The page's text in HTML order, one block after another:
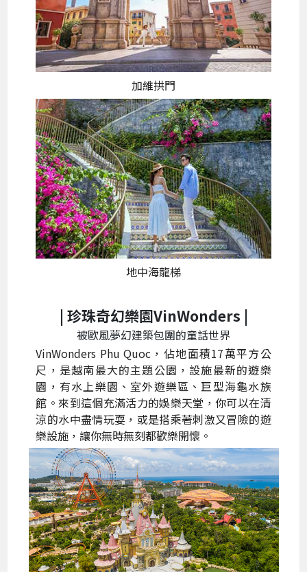
加維拱門
地中海龍梯
| 珍珠奇幻樂園VinWonders |
被歐風夢幻建築包圍的童話世界
VinWonders Phu Quoc，佔地面積17萬平方公
尺，是越南最大的主題公園，設施最新的遊樂
園，有水上樂園、室外遊樂區、巨型海龜水族
館。來到這個充滿活力的娛樂天堂，你可以在清
涼的水中盡情玩耍，或是搭乘著刺激又冒險的遊
樂設施，讓你無時無刻都歡樂開懷。